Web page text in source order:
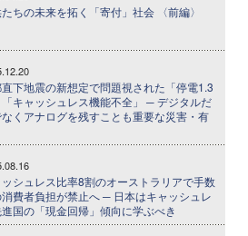
ちの未来を拓く「寄付」社会 〈前編〉
下地震の新想定で問題視された「停電1.3
キャッシュレス機能不全」 ─ デジタルだ
くアナログを残すことも重要な災害・有
シュレス比率8割のオーストラリアで手数
費者負担が禁止へ ─ 日本はキャッシュレ
進国の「現金回帰」傾向に学ぶべき